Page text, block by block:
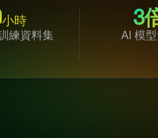
小時
練資料集
3
AI 模